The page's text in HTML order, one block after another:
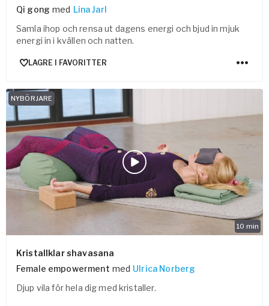
Qi gong med Lina Jarl
Samla ihop och rensa ut dagens energi och bjud in mjuk
energi in i kvällen och natten.
LAGRE I FAVORITTER
10 min
NYBÖRJARE
Kristallklar shavasana
Female empowerment med Ulrica Norberg
Djup vila för hela dig med kristaller.